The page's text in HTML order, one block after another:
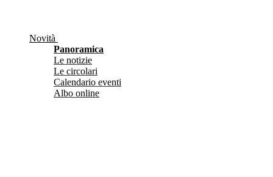
Novità
Panoramica
Le notizie
Le circolari
Calendario eventi
Albo online